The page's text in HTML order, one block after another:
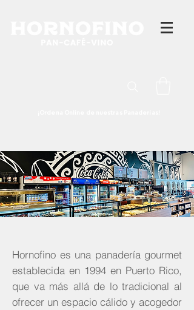
Hornofino es una panadería gourmet
establecida en 1994 en Puerto Rico,
que va más allá de lo tradicional al
ofrecer un espacio cálido y acogedor